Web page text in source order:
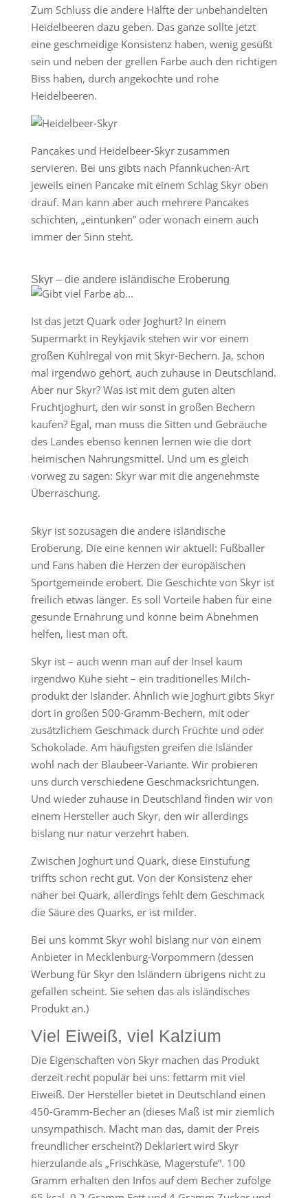
Zum Schluss die andere Hälfte der unbehandelten
Heidelbeeren dazu geben. Das ganze sollte jetzt
eine geschmeidige Konsistenz haben, wenig gesüßt
sein und neben der grellen Farbe auch den richtigen
Biss haben, durch angekochte und rohe
Heidelbeeren.
Pancakes und Heidelbeer-Skyr zusammen
servieren. Bei uns gibts nach Pfannkuchen-Art
jeweils einen Pancake mit einem Schlag Skyr oben
drauf. Man kann aber auch mehrere Pancakes
schichten, „eintunken” oder wonach einem auch
immer der Sinn steht.
Skyr – die andere isländische Eroberung
Ist das jetzt Quark oder Joghurt? In einem
Supermarkt in Reykjavik stehen wir vor einem
großen Kühlregal von mit Skyr-Bechern. Ja, schon
mal irgendwo gehört, auch zuhause in Deutschland.
Aber nur Skyr? Was ist mit dem guten alten
Fruchtjoghurt, den wir sonst in großen Bechern
kaufen? Egal, man muss die Sitten und Gebräuche
des Landes ebenso kennen lernen wie die dort
heimischen Nahrungsmittel. Und um es gleich
vorweg zu sagen: Skyr war mit die angenehmste
Überraschung.
Skyr ist sozusagen die andere isländische
Eroberung. Die eine kennen wir aktuell: Fußballer
und Fans haben die Herzen der europäischen
Sportgemeinde erobert. Die Geschichte von Skyr ist
freilich etwas länger. Es soll Vorteile haben für eine
gesunde Ernährung und könne beim Abnehmen
helfen, liest man oft.
Skyr ist – auch wenn man auf der Insel kaum
irgendwo Kühe sieht – ein traditionelles Milch­
produkt der Isländer. Ähnlich wie Joghurt gibts Skyr
dort in großen 500-Gramm-Bechern, mit oder
zusätzlichem Geschmack durch Früchte und oder
Schokolade. Am häufigsten greifen die Isländer
wohl nach der Blaubeer-Variante. Wir probieren
uns durch verschiedene Geschmacksrichtungen.
Und wieder zuhause in Deutschland finden wir von
einem Hersteller auch Skyr, den wir allerdings
bislang nur natur verzehrt haben.
Zwischen Joghurt und Quark, diese Einstufung
triffts schon recht gut. Von der Konsistenz eher
näher bei Quark, allerdings fehlt dem Geschmack
die Säure des Quarks, er ist milder.
Bei uns kommt Skyr wohl bislang nur von einem
Anbieter in Meck­lenburg-Vorpommern (dessen
Werbung für Skyr den Isländern übrigens nicht zu
gefallen scheint. Sie sehen das als isländisches
Produkt an.)
Viel Eiweiß, viel Kalzium
Die Eigenschaften von Skyr machen das Produkt
derzeit recht populär bei uns: fettarm mit viel
Eiweiß. Der Hersteller bietet in Deutschland einen
450-Gramm-Becher an (dieses Maß ist mir ziemlich
unsympathisch. Macht man das, damit der Preis
freundlicher erscheint?) Deklariert wird Skyr
hierzulande als „Frischkäse, Magerstufe”. 100
Gramm erhalten den Infos auf dem Becher zufolge